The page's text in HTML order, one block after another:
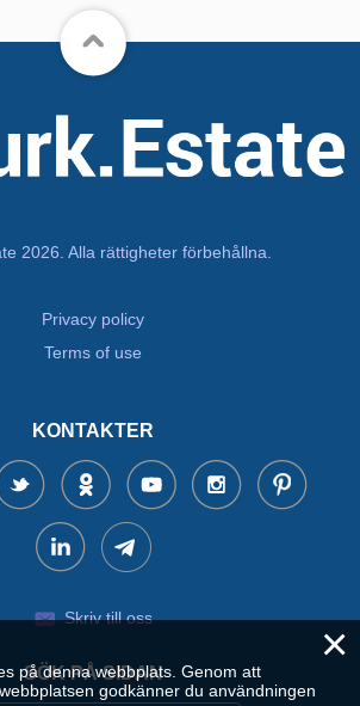
2026. Alla rättigheter förbehållna.
Privacy policy
Terms of use
KONTAKTER
Skriv till oss
SÖK PÅ SIDAN
×
på denna webbplats. Genom att
godkänner du användningen